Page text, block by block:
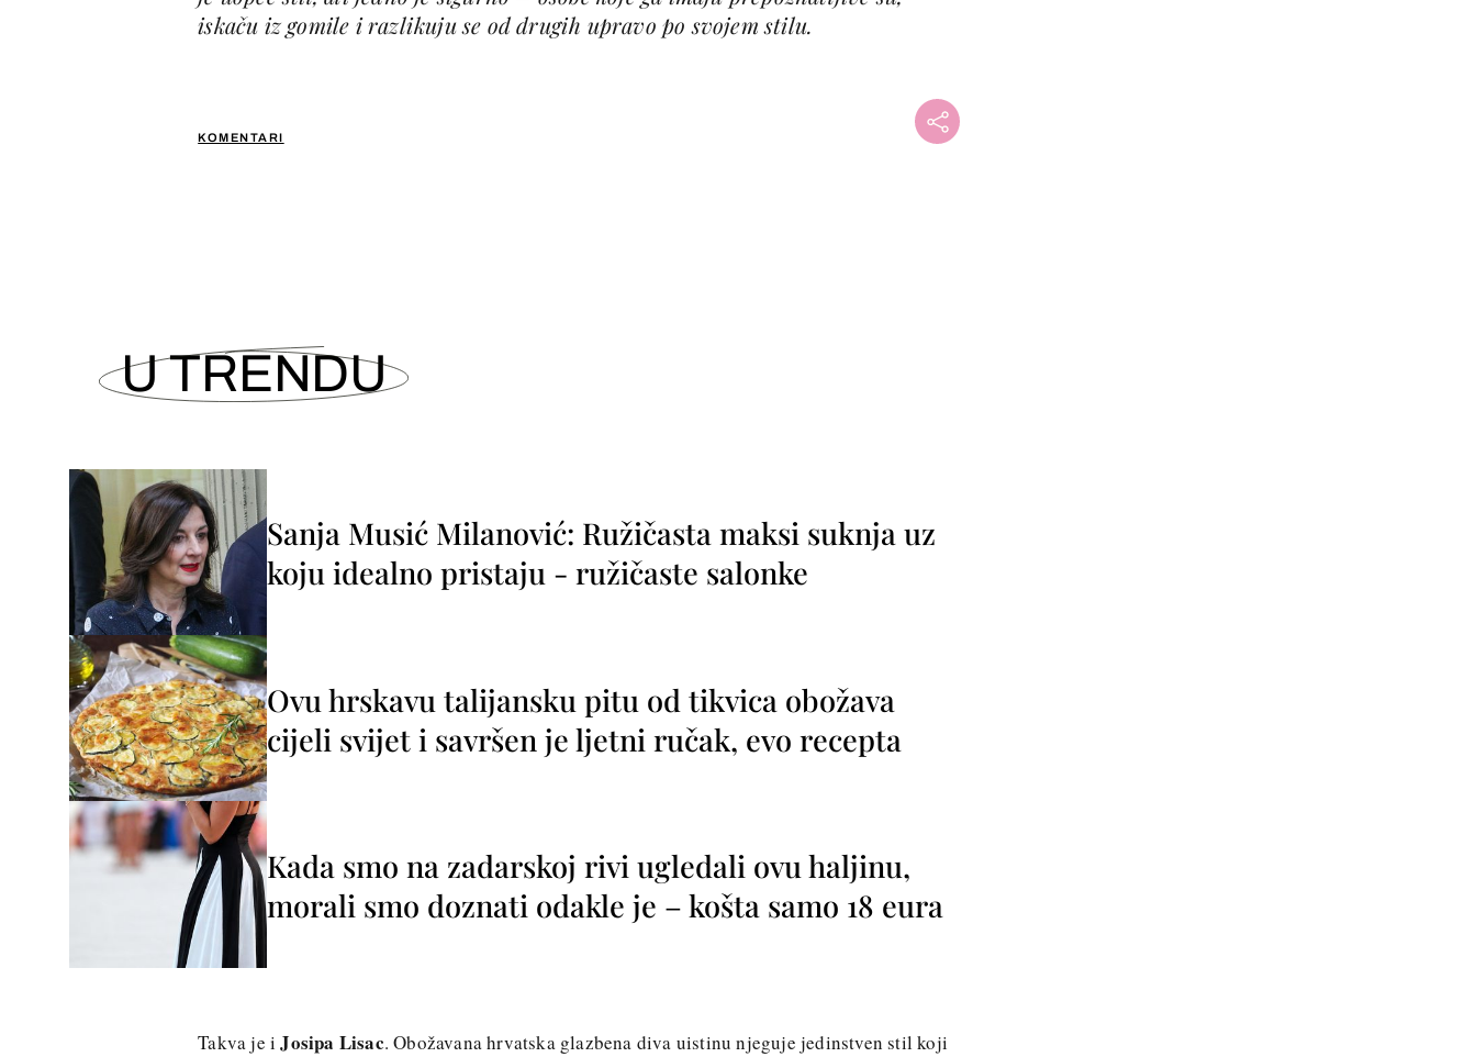
KOMENTARI
iskaču iz gomile i razlikuju se od drugih upravo po svojem stilu.
U TRENDU
Sanja Musić Milanović: Ružičasta maksi suknja uz
koju idealno pristaju - ružičaste salonke
Ovu hrskavu talijansku pitu od tikvica obožava
cijeli svijet i savršen je ljetni ručak, evo recepta
Kada smo na zadarskoj rivi ugledali ovu haljinu,
morali smo doznati odakle je – košta samo 18 eura
Takva je iJosipa Lisac. Obožavana hrvatska glazbena diva uistinu njeguje jedinstven stil koji